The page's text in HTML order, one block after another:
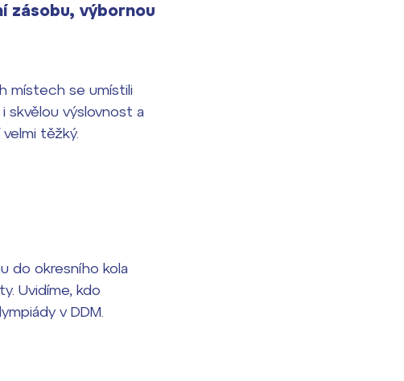
zásobu, výbornou
místech se umístili
skvělou výslovnost a
těžký.
do okresního kola
Uvidíme, kdo
v DDM.